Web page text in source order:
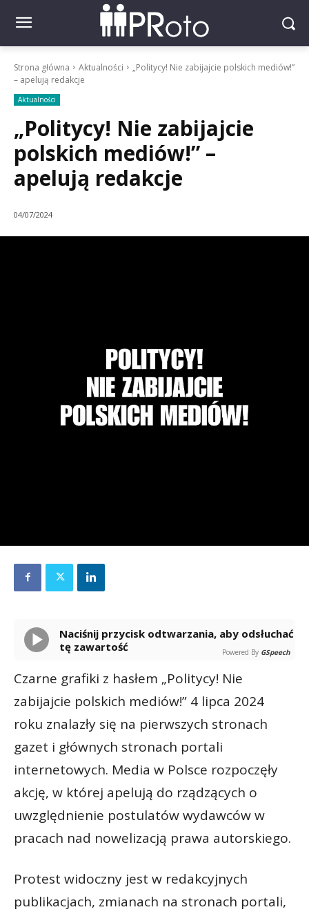
Strona główna Aktualności
„Politycy! Nie zabijajcie polskich mediów!”
– apelują redakcje
Aktualności
„Politycy! Nie zabijajcie
polskich mediów!” –
apelują redakcje
04/07/2024
Naciśnij przycisk odtwarzania, aby odsłuchać
tę zawartość
Powered By GSpeech
Czarne grafiki z hasłem „Politycy! Nie
zabijajcie polskich mediów!” 4 lipca 2024
roku znalazły się na pierwszych stronach
gazet i głównych stronach portali
internetowych. Media w Polsce rozpoczęły
akcję, w której apelują do rządzących o
uwzględnienie postulatów wydawców w
pracach nad nowelizacją prawa autorskiego.
Protest widoczny jest w redakcyjnych
publikacjach, zmianach na stronach portali,